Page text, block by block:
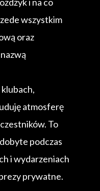
wszystkim
oraz
atmosferę
To
podczas
i wydarzeniach
prywatne.